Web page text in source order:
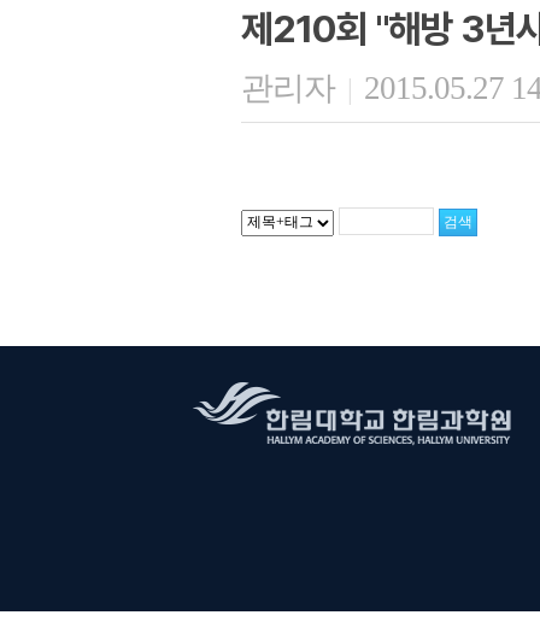
제210회 "해방 3년
관리자 | 2015.05.27